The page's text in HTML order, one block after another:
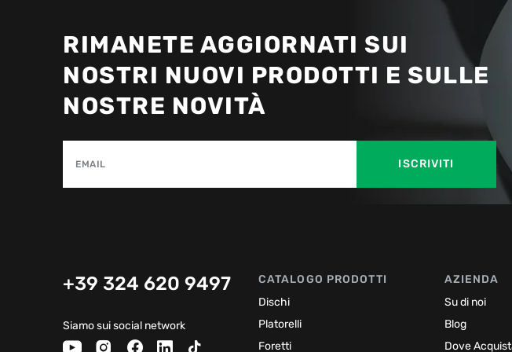
RIMANETE AGGIORNATI SUI
NOSTRI NUOVI PRODOTTI E SULLE
NOSTRE NOVITÀ
EMAIL ISCRIVITI
+39 324 620 9497
Siamo sui social network
CATALOGO PRODOTTI
Dischi
Platorelli
Foretti
AZIENDA
Su di noi
Blog
Dove